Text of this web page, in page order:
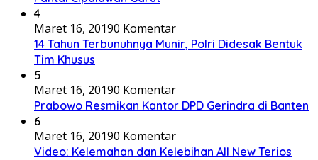
4
Maret 16, 20190 Komentar
14 Tahun Terbunuhnya Munir, Polri Didesak Bentuk
Tim Khusus
5
Maret 16, 20190 Komentar
Prabowo Resmikan Kantor DPD Gerindra di Banten
6
Maret 16, 20190 Komentar
Video: Kelemahan dan Kelebihan All New Terios